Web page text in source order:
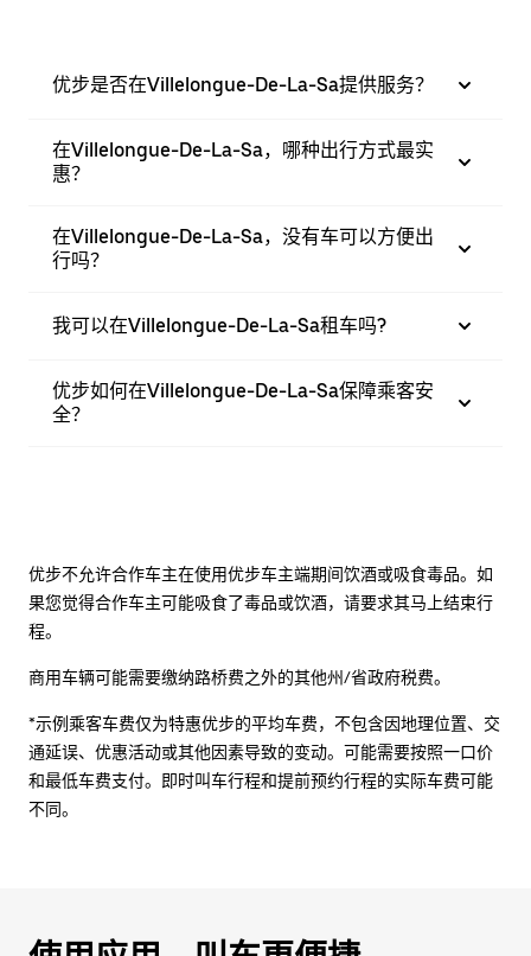
优步是否在Villelongue-De-La-Sa提供服务？
在Villelongue-De-La-Sa，哪种出行方式最实
惠？
在Villelongue-De-La-Sa，没有车可以方便出
行吗？
我可以在Villelongue-De-La-Sa租车吗?
优步如何在Villelongue-De-La-Sa保障乘客安
全？
优步不允许合作车主在使用优步车主端期间饮酒或吸食毒品。如
果您觉得合作车主可能吸食了毒品或饮酒，请要求其马上结束行
程。
商用车辆可能需要缴纳路桥费之外的其他州/省政府税费。
*示例乘客车费仅为特惠优步的平均车费，不包含因地理位置、交
通延误、优惠活动或其他因素导致的变动。可能需要按照一口价
和最低车费支付。即时叫车行程和提前预约行程的实际车费可能
不同。